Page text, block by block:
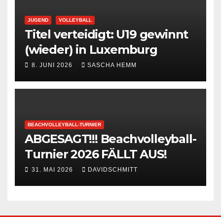
JUGEND VOLLEYBALL
Titel verteidigt: U19 gewinnt
(wieder) in Luxemburg
8. JUNI 2026 SASCHA HEMM
BEACHVOLLEYBALL-TURNIER
ABGESAGT!!! Beachvolleyball-
Turnier 2026 FÄLLT AUS!
31. MAI 2026 DAVIDSCHMITT